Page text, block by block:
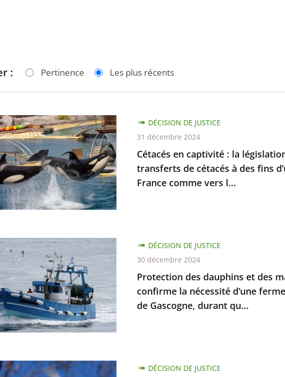
: Pertinence Les plus récents
Cétacés en captivité : la
transferts de cétacés à des fins
France comme vers l...
DÉCISION DE JUSTICE
31 décembre 2024
Protection des dauphins et des
confirme la nécessité d’une
de Gascogne, durant qu...
DÉCISION DE JUSTICE
30 décembre 2024
DÉCISION DE JUSTICE